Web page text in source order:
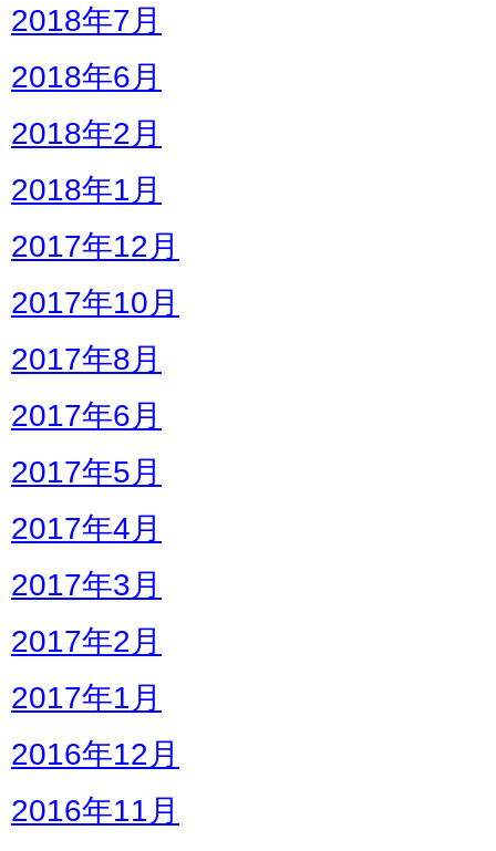
2018年7月
2018年6月
2018年2月
2018年1月
2017年12月
2017年10月
2017年8月
2017年6月
2017年5月
2017年4月
2017年3月
2017年2月
2017年1月
2016年12月
2016年11月